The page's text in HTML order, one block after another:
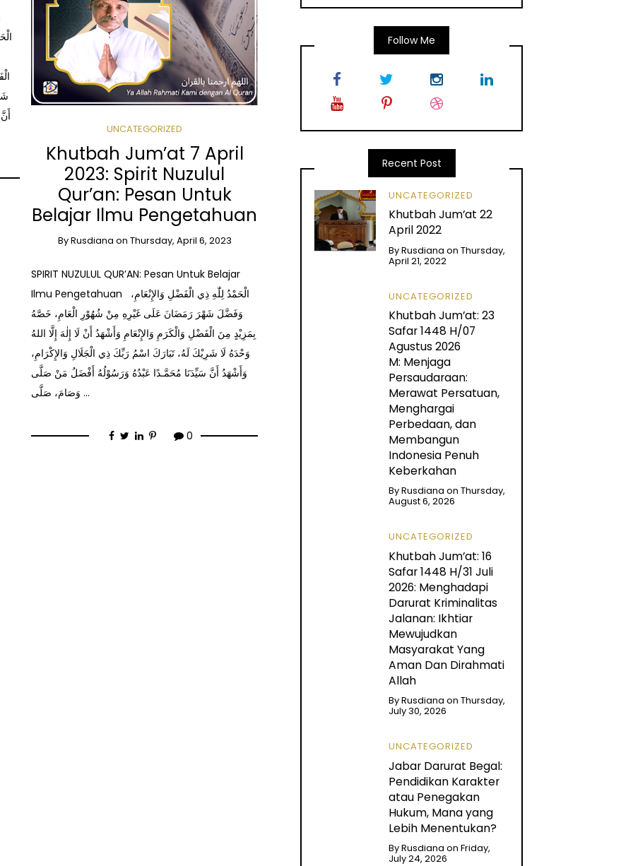
UNCATEGORIZED
Khutbah Jum’at 7 April
2023: Spirit Nuzulul
Qur’an: Pesan Untuk
Belajar Ilmu Pengetahuan
ByRusdiana on Thursday, April 6, 2023
SPIRIT NUZULUL QUR’AN: Pesan Untuk Belajar
Ilmu Pengetahuan الْحَمْدُ لِلّٰهِ ذِي الْفَضْلِ وَالإِنْعَامِ،
وَفَضَّلَ شَهْرَ رَمَضَانَ عَلَى غَيْرِهِ مِنْ شُهُوْرِ الْعَامِ، خَصَّهُ
بِمَزِيْدٍ مِنَ الْفَضْلِ وَالْكَرَمِ وَالإِنْعَامِ وَأَشْهَدُ أَنْ لَا إِلٰهَ إِلَّا اللهُ
وَحْدَهُ لَا شَرِيْكَ لَهُ، تَبَارَكَ اسْمُ رَبِّكَ ذِي الْجَلَالِ وَالإِكْرَامِ،
وَأَشْهَدُ أَنَّ سَيِّدَنَا مُحَمَّـدًا عَبْدُهُ وَرَسُوْلُهُ أَفْضَلُ مَنْ صَلَّى
وَصَامَ، صَلَّى …
0
Follow Me
Recent Post
UNCATEGORIZED
Khutbah Jum’at 22
April 2022
ByRusdiana on Thursday,
April 21, 2022
UNCATEGORIZED
Khutbah Jum’at: 23
Safar 1448 H/07
Agustus 2026
M: Menjaga
Persaudaraan:
Merawat Persatuan,
Menghargai
Perbedaan, dan
Membangun
Indonesia Penuh
Keberkahan
ByRusdiana on Thursday,
August 6, 2026
UNCATEGORIZED
Khutbah Jum’at: 16
Safar 1448 H/31 Juli
2026: Menghadapi
Darurat Kriminalitas
Jalanan: Ikhtiar
Mewujudkan
Masyarakat Yang
Aman Dan Dirahmati
Allah
ByRusdiana on Thursday,
July 30, 2026
UNCATEGORIZED
Jabar Darurat Begal:
Pendidikan Karakter
atau Penegakan
Hukum, Mana yang
Lebih Menentukan?
ByRusdiana on Friday,
July 24, 2026